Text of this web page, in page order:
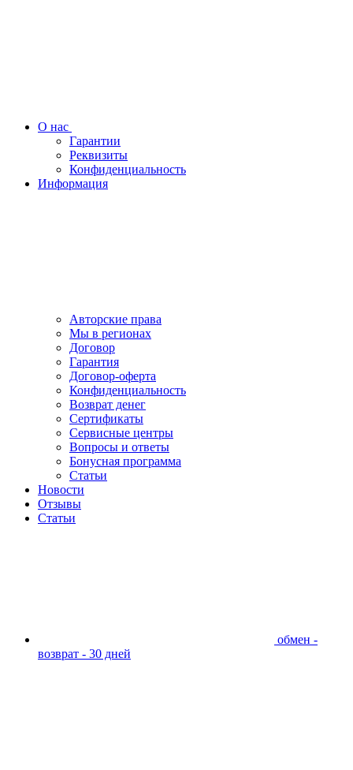
О нас
Гарантии
Реквизиты
Конфиденциальность
Информация
Авторские права
Мы в регионах
Договор
Гарантия
Договор-оферта
Конфиденциальность
Возврат денег
Сертификаты
Сервисные центры
Вопросы и ответы
Бонусная программа
Статьи
Новости
Отзывы
Статьи
обмен -
возврат - 30 дней